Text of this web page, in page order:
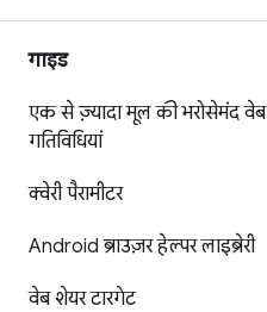
गाइड
एक से ज़्यादा मूल की भरोसेमंद वेब
गतिविधियां
क्वेरी पैरामीटर
Android ब्राउज़र हेल्पर लाइब्रेरी
वेब शेयर टारगेट